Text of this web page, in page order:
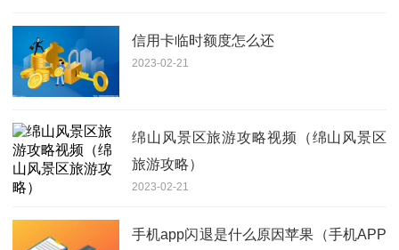
信用卡临时额度怎么还
2023-02-21
绵山风景区旅游攻略视频（绵山风景区
旅游攻略）
2023-02-21
手机app闪退是什么原因苹果（手机APP